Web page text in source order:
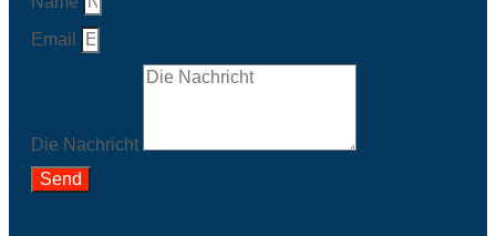
Email
Die Nachricht
Send